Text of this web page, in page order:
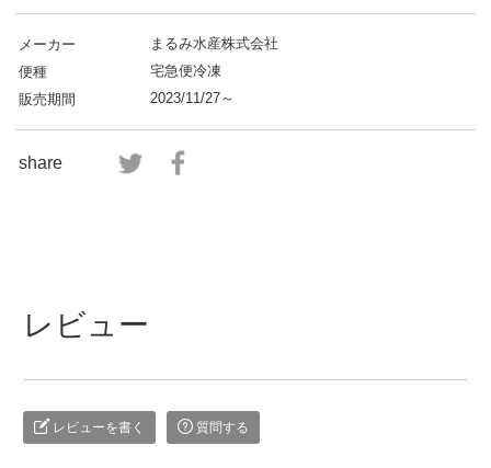
メーカー
まるみ水産株式会社
便種
宅急便冷凍
販売期間
2023/11/27～
share
レビュー
レビューを書く 質問する